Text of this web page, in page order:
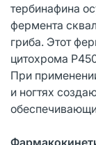
тербинафина
фермента
гриба. Этот
цитохрома
При
и ногтях